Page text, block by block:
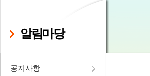
알림마당
공지사항